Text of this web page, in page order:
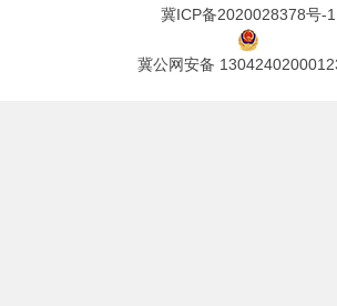
冀ICP备2020028378号-1
冀公网安备